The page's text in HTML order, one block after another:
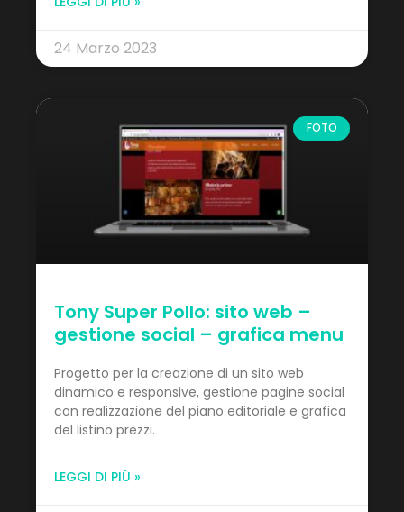
24 Marzo 2023
FOTO
Tony Super Pollo: sito web –
gestione social – grafica menu
Progetto per la creazione di un sito web
dinamico e responsive, gestione pagine social
con realizzazione del piano editoriale e grafica
del listino prezzi.
LEGGI DI PIÙ »